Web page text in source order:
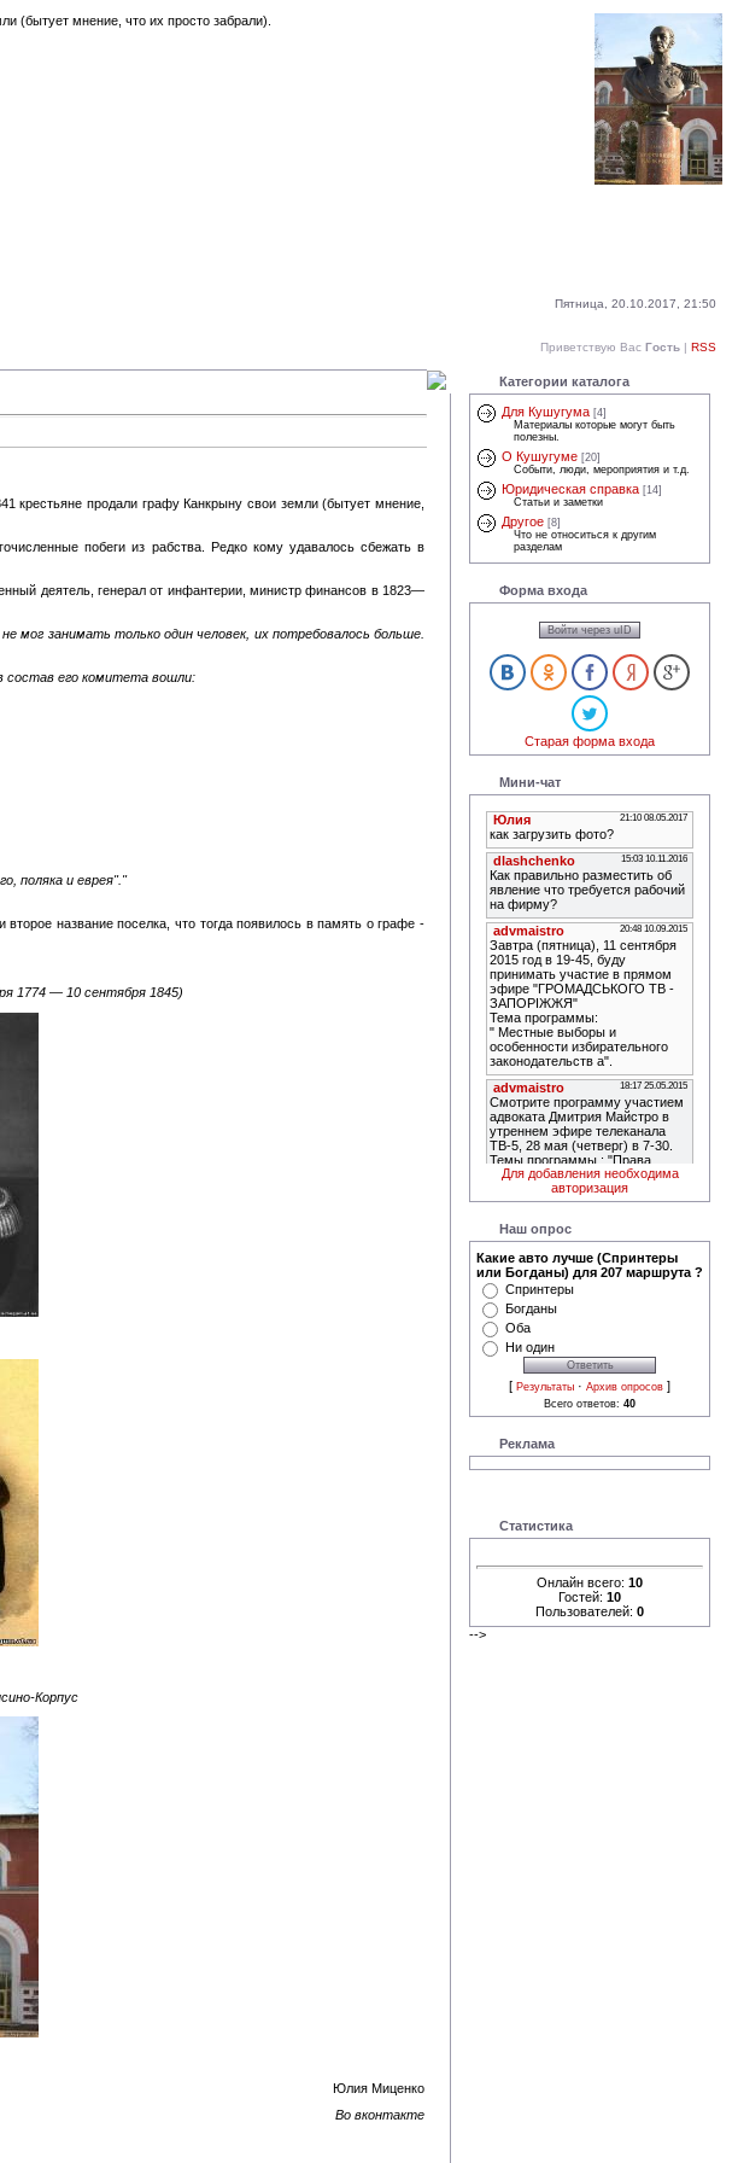
(бытует мнение, что их просто забрали).
Пятница, 20.10.2017, 21:50
Приветствую Вас Гость | RSS
продали графу Канкрыну свои земли (бытует мнение,
побеги из рабства. Редко кому удавалось сбежать в
деятель, генерал от инфантерии, министр финансов в 1823—
мог занимать только один человек, их потребовалось больше.
состав его комитета вошли:
поляка и еврея"."
название поселка, что тогда появилось в память о графе -
1774 — 10 сентября 1845)
Корпус
Юлия Миценко
Во вконтакте
Категории каталога
Для Кушугума [4]
Материалы которые могут быть
полезны.
О Кушугуме [20]
Событи, люди, мероприятия и т.д.
Юридическая справка [14]
Статьи и заметки
Другое [8]
Что не относиться к другим
разделам
Форма входа
Войти через uID
Старая форма входа
Мини-чат
Для добавления необходима
авторизация
Наш опрос
Какие авто лучше (Спринтеры
или Богданы) для 207 маршрута ?
Спринтеры
Богданы
Оба
Ни один
[ Результаты · Архив опросов ]
Всего ответов: 40
Реклама
Статистика
Онлайн всего: 10
Гостей: 10
Пользователей: 0
-->